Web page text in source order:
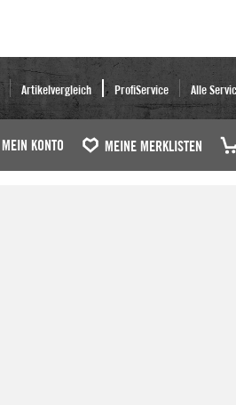
Artikelvergleich ProfiService Alle
MEIN KONTO MEINE MERKLISTEN